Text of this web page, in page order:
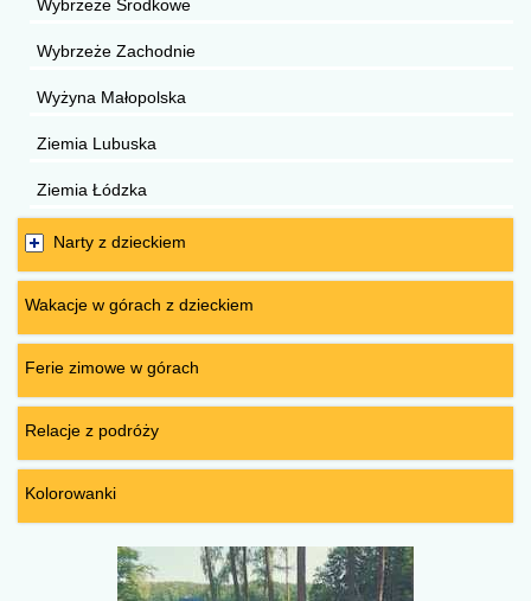
Wybrzeże Środkowe
Wybrzeże Zachodnie
Wyżyna Małopolska
Ziemia Lubuska
Ziemia Łódzka
Narty z dzieckiem
Wakacje w górach z dzieckiem
Ferie zimowe w górach
Relacje z podróży
Kolorowanki